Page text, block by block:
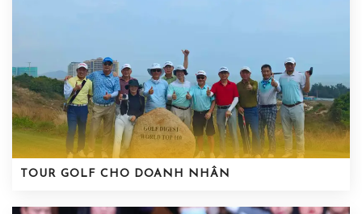
TOUR GOLF CHO DOANH NHÂN